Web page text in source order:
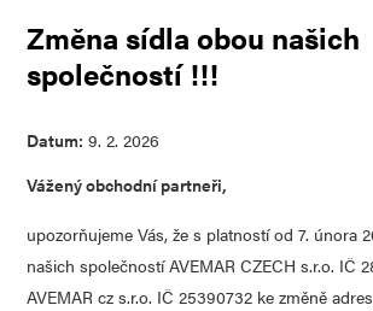
Změna sídla obou našich
společností !!!
Datum: 9. 2. 2026
Vážený obchodní partneři,
upozorňujeme Vás, že s platností od 7. února
našich společností AVEMAR CZECH s.r.o. IČ
AVEMAR cz s.r.o. IČ 25390732 ke změně